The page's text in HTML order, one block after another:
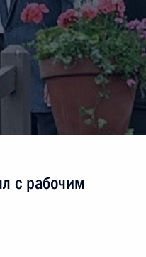
с рабочим